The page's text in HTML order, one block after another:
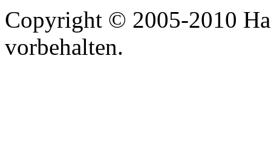
Copyright © 2005-2010
vorbehalten.